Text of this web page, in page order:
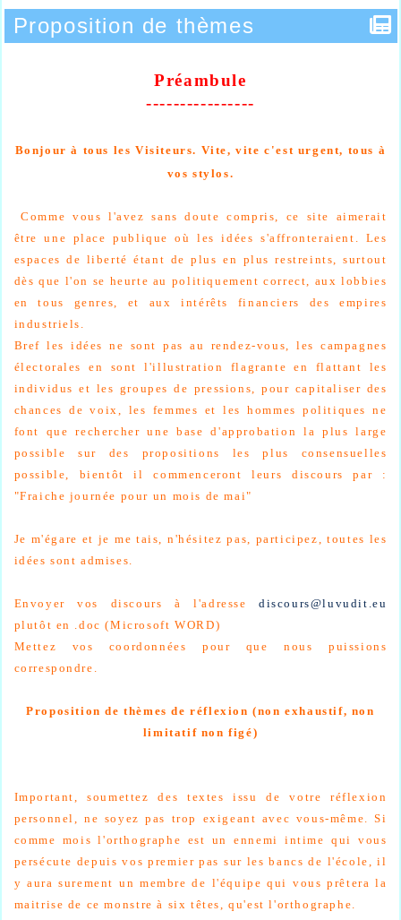
Proposition de thèmes
Préambule
----------------
Bonjour à tous les Visiteurs. Vite, vite c'est urgent, tous à
vos stylos.
Comme vous l'avez sans doute compris, ce site aimerait
être une place publique où les idées s'affronteraient. Les
espaces de liberté étant de plus en plus restreints, surtout
dès que l'on se heurte au politiquement correct, aux lobbies
en tous genres, et aux intérêts financiers des empires
industriels.
Bref les idées ne sont pas au rendez-vous, les campagnes
électorales en sont l'illustration flagrante en flattant les
individus et les groupes de pressions, pour capitaliser des
chances de voix, les femmes et les hommes politiques ne
font que rechercher une base d'approbation la plus large
possible sur des propositions les plus consensuelles
possible, bientôt il commenceront leurs discours par :
"Fraiche journée pour un mois de mai"
Je m'égare et je me tais, n'hésitez pas, participez, toutes les
idées sont admises.
Envoyer vos discours à l'adressediscours@luvudit.eu
plutôt en .doc (Microsoft WORD)
Mettez vos coordonnées pour que nous puissions
correspondre.
Proposition de thèmes de réflexion (non exhaustif, non
limitatif non figé)
Important, soumettez des textes issu de votre réflexion
personnel, ne soyez pas trop exigeant avec vous-même. Si
comme mois l'orthographe est un ennemi intime qui vous
persécute depuis vos premier pas sur les bancs de l'école, il
y aura surement un membre de l'équipe qui vous prêtera la
maitrise de ce monstre à six têtes, qu'est l'orthographe.